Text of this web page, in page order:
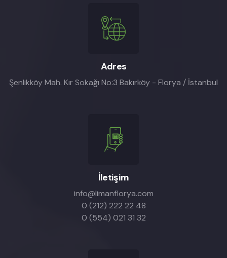
Adres
Şenlikköy Mah. Kır Sokağı No:3 Bakırköy - Florya / İstanbul
İletişim
info@limanflorya.com
0 (212) 222 22 48
0 (554) 021 31 32